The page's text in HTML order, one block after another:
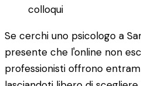
colloqui
Se cerchi uno psicologo a
presente che l'online non
professionisti offrono